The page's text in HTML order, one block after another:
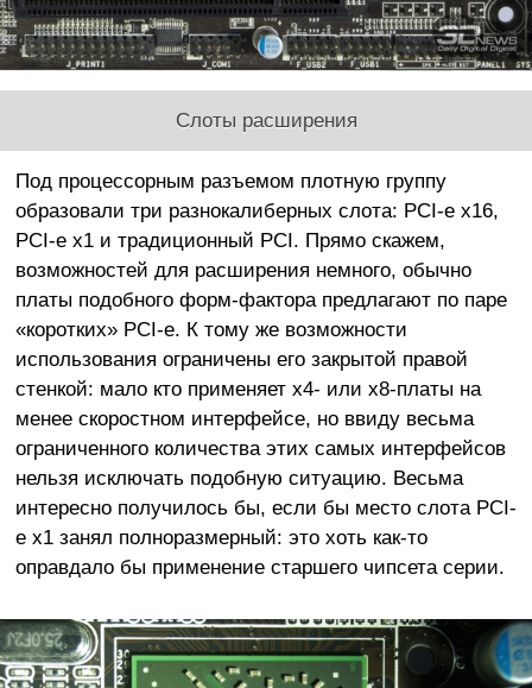
Слоты расширения
Под процессорным разъемом плотную группу
образовали три разнокалиберных слота: PCI-e x16,
PCI-e x1 и традиционный PCI. Прямо скажем,
возможностей для расширения немного, обычно
платы подобного форм-фактора предлагают по паре
«коротких» PCI-e. К тому же возможности
использования ограничены его закрытой правой
стенкой: мало кто применяет x4- или x8-платы на
менее скоростном интерфейсе, но ввиду весьма
ограниченного количества этих самых интерфейсов
нельзя исключать подобную ситуацию. Весьма
интересно получилось бы, если бы место слота PCI-
e x1 занял полноразмерный: это хоть как-то
оправдало бы применение старшего чипсета серии.